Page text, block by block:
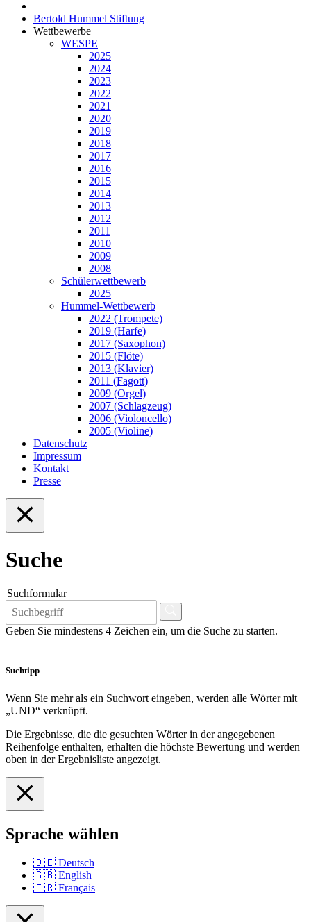
Bertold Hummel Stiftung
Wettbewerbe
WESPE
2025
2024
2023
2022
2021
2020
2019
2018
2017
2016
2015
2014
2013
2012
2011
2010
2009
2008
Schülerwettbewerb
2025
Hummel-Wettbewerb
2022 (Trompete)
2019 (Harfe)
2017 (Saxophon)
2015 (Flöte)
2013 (Klavier)
2011 (Fagott)
2009 (Orgel)
2007 (Schlagzeug)
2006 (Violoncello)
2005 (Violine)
Datenschutz
Impressum
Kontakt
Presse
Suche
Suchformular
Geben Sie mindestens 4 Zeichen ein, um die Suche zu starten.
Suchtipp
Wenn Sie mehr als ein Suchwort eingeben, werden alle Wörter mit
„UND“ verknüpft.
Die Ergebnisse, die die gesuchten Wörter in der angegebenen
Reihenfolge enthalten, erhalten die höchste Bewertung und werden
oben in der Ergebnisliste angezeigt.
Sprache wählen
🇩🇪 Deutsch
🇬🇧 English
🇫🇷 Français